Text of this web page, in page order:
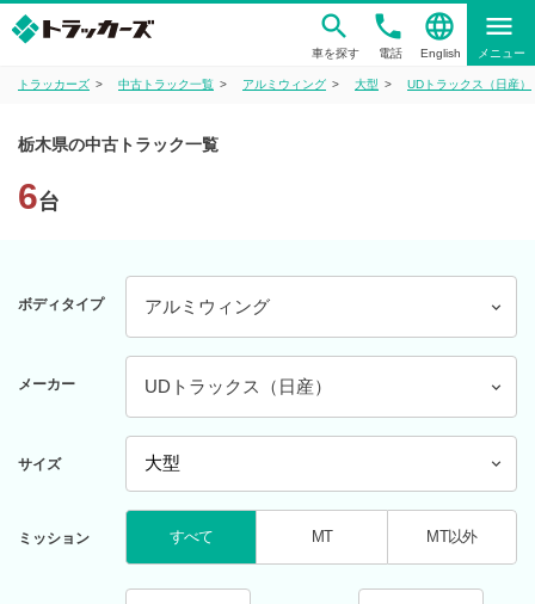
車を探す
phone
電話
language
English
menu
メニュー
トラッカーズ 中古トラック一覧 アルミウィング 大型 UDトラックス（日産）
栃木県の中古トラック一覧
6台
ボディタイプ アルミウィング
メーカー UDトラックス（日産）
サイズ
ミッション すべて MT MT以外